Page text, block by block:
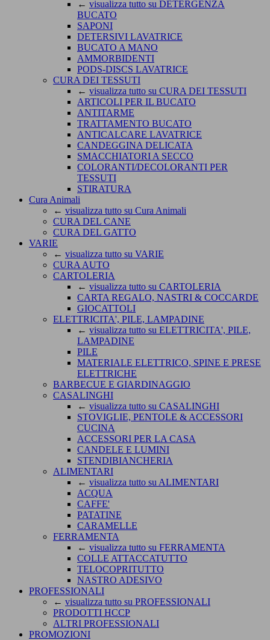
← visualizza tutto su DETERGENZA
BUCATO
SAPONI
DETERSIVI LAVATRICE
BUCATO A MANO
AMMORBIDENTI
PODS-DISCS LAVATRICE
CURA DEI TESSUTI
← visualizza tutto su CURA DEI TESSUTI
ARTICOLI PER IL BUCATO
ANTITARME
TRATTAMENTO BUCATO
ANTICALCARE LAVATRICE
CANDEGGINA DELICATA
SMACCHIATORI A SECCO
COLORANTI/DECOLORANTI PER
TESSUTI
STIRATURA
Cura Animali
← visualizza tutto su Cura Animali
CURA DEL CANE
CURA DEL GATTO
VARIE
← visualizza tutto su VARIE
CURA AUTO
CARTOLERIA
← visualizza tutto su CARTOLERIA
CARTA REGALO, NASTRI & COCCARDE
GIOCATTOLI
ELETTRICITA', PILE, LAMPADINE
← visualizza tutto su ELETTRICITA', PILE,
LAMPADINE
PILE
MATERIALE ELETTRICO, SPINE E PRESE
ELETTRICHE
BARBECUE E GIARDINAGGIO
CASALINGHI
← visualizza tutto su CASALINGHI
STOVIGLIE, PENTOLE & ACCESSORI
CUCINA
ACCESSORI PER LA CASA
CANDELE E LUMINI
STENDIBIANCHERIA
ALIMENTARI
← visualizza tutto su ALIMENTARI
ACQUA
CAFFE'
PATATINE
CARAMELLE
FERRAMENTA
← visualizza tutto su FERRAMENTA
COLLE ATTACCATUTTO
TELOCOPRITUTTO
NASTRO ADESIVO
PROFESSIONALI
← visualizza tutto su PROFESSIONALI
PRODOTTI HCCP
ALTRI PROFESSIONALI
PROMOZIONI